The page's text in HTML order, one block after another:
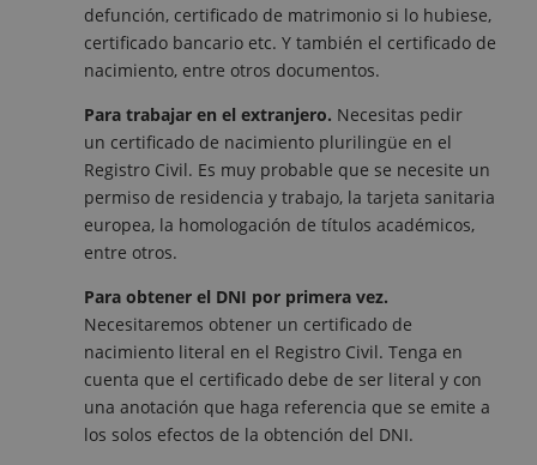
defunción, certificado de matrimonio si lo hubiese,
certificado bancario etc. Y también el certificado de
nacimiento, entre otros documentos.
Para trabajar en el extranjero. Necesitas pedir
un certificado de nacimiento plurilingüe en el
Registro Civil. Es muy probable que se necesite un
permiso de residencia y trabajo, la tarjeta sanitaria
europea, la homologación de títulos académicos,
entre otros.
Para obtener el DNI por primera vez.
Necesitaremos obtener un certificado de
nacimiento literal en el Registro Civil. Tenga en
cuenta que el certificado debe de ser literal y con
una anotación que haga referencia que se emite a
los solos efectos de la obtención del DNI.